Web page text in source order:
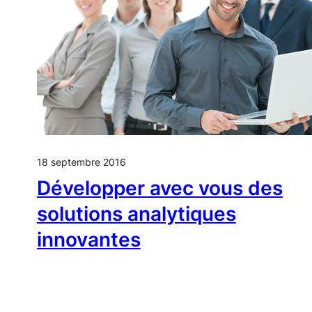
18 septembre 2016
Développer avec vous des
solutions analytiques
innovantes